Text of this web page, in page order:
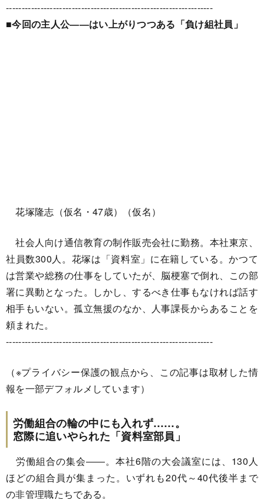
------------------------------------------------------------------
■今回の主人公――はい上がりつつある「負け組社員」
花塚隆志（仮名・47歳）（仮名）
社会人向け通信教育の制作販売会社に勤務。本社東京、
社員数300人。花塚は「資料室」に在籍している。かつて
は営業や総務の仕事をしていたが、脳梗塞で倒れ、この部
署に異動となった。しかし、するべき仕事もなければ話す
相手もいない。孤立無援のなか、人事課長からあることを
頼まれた。
------------------------------------------------------------------
（※プライバシー保護の観点から、この記事は取材した情
報を一部デフォルメしています）
労働組合の輪の中にも入れず……。
窓際に追いやられた「資料室部員」
労働組合の集会――。本社6階の大会議室には、130人
ほどの組合員が集まった。いずれも20代～40代後半まで
の非管理職たちである。